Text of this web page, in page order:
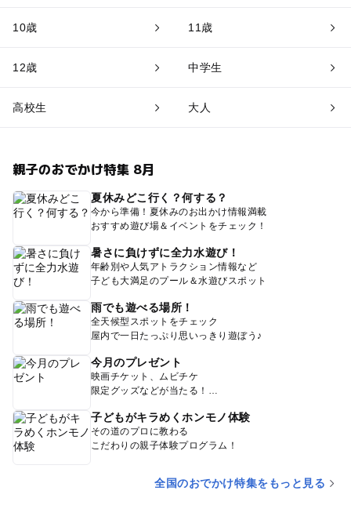
10歳 11歳
12歳 中学生
高校生 大人
親子のおでかけ特集 8月
夏休みどこ行く？何する？
今から準備！夏休みのお出かけ情報満載
おすすめ遊び場＆イベントをチェック！
暑さに負けずに全力水遊び！
年齢別や人気アトラクション情報など
子ども大満足のプール＆水遊びスポット
雨でも遊べる場所！
全天候型スポットをチェック
屋内で一日たっぷり思いっきり遊ぼう♪
今月のプレゼント
映画チケット、ムビチケ
限定グッズなどが当たる！
子どもがキラめくホンモノ体験
その道のプロに教わる
こだわりの親子体験プログラム！
全国のおでかけ特集をもっと見る